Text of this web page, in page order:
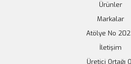
Ürünler
Markalar
Atölye No
İletişim
Üretici Ortağı